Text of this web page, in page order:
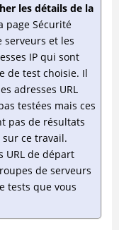
les détails de la
page Sécurité
serveurs et les
IP qui sont
de test choisie. Il
adresses URL
testées mais ces
pas de résultats
ce travail.
URL de départ
de serveurs
tests que vous